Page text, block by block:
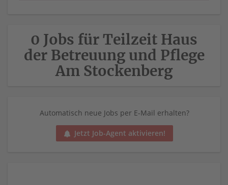
0 Jobs für Teilzeit Haus
der Betreuung und Pflege
Am Stockenberg
Automatisch neue Jobs per E-Mail erhalten?
Jetzt Job-Agent aktivieren!